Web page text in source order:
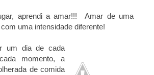
aprendi a amar!!! Amar de uma
uma intensidade diferente!
um dia de cada
momento, a
de comida